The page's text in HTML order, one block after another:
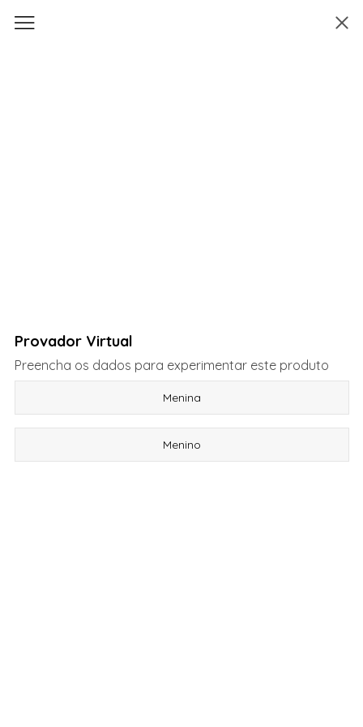
Provador Virtual
Preencha os dados para experimentar este produto
Menina
Menino